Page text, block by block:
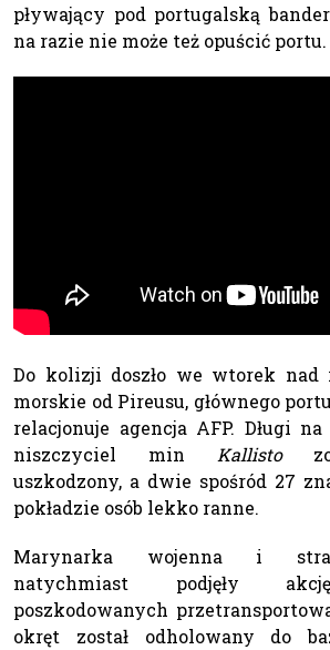
pływający pod portugalską
na razie nie może też opuścić portu.
Do kolizji doszło we wtorek
morskie od Pireusu, głównego
relacjonuje agencja AFP. Długi
niszczyciel min
Kallisto
uszkodzony, a dwie spośród 27
pokładzie osób lekko ranne.
Marynarka wojenna i
natychmiast podjęły
poszkodowanych
okręt został odholowany do